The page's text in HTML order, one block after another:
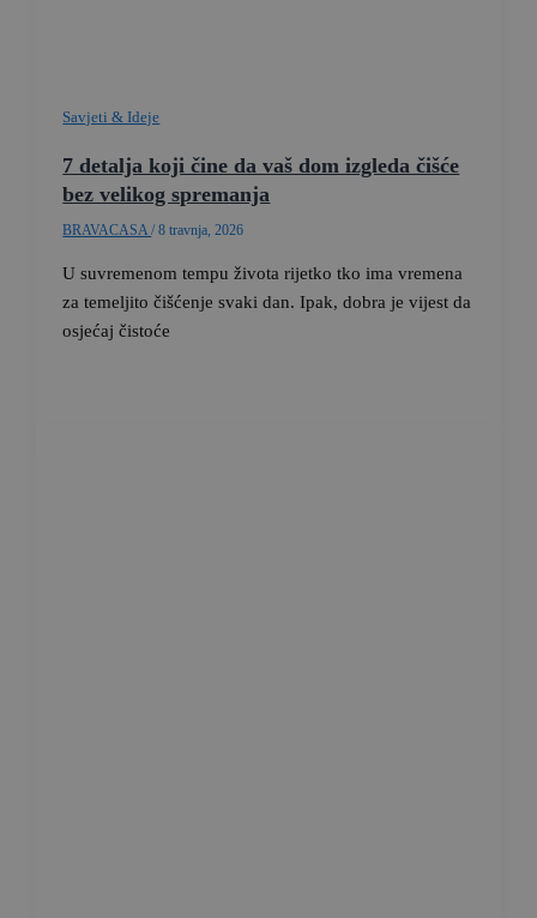
Savjeti & Ideje
7 detalja koji čine da vaš dom izgleda čišće
bez velikog spremanja
BRAVACASA/8 travnja, 2026
U suvremenom tempu života rijetko tko ima vremena
za temeljito čišćenje svaki dan. Ipak, dobra je vijest da
osjećaj čistoće